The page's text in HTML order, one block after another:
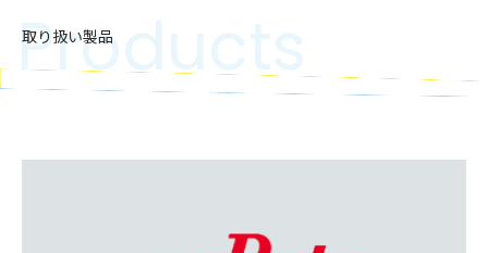
取り扱い製品
Products